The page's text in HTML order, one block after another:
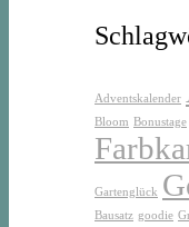
Adventskalender
Bloom Bonustage
Gartenglück
Bausatz goodie